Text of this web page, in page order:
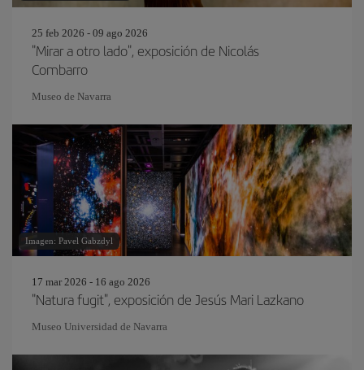
25 feb 2026 - 09 ago 2026
"Mirar a otro lado", exposición de Nicolás
Combarro
Museo de Navarra
Imagen: Pavel Gabzdyl
17 mar 2026 - 16 ago 2026
"Natura fugit", exposición de Jesús Mari Lazkano
Museo Universidad de Navarra